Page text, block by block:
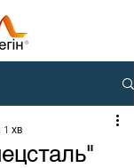
1 хв